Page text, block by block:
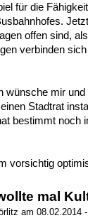
für die
offen sind,
verbinden
wünsche mir
Stadtrat
bestimmt noch
vorsichtig
mal
am 08.02.2014